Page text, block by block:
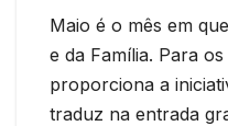
Maio é o mês em
e da Família. Para
proporciona a
traduz na entrada